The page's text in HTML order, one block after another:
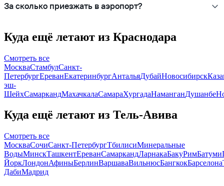
За сколько приезжать в аэропорт?
Куда ещё летают из Краснодара
Смотреть все
МоскваСтамбулСанкт-
ПетербургЕреванЕкатеринбургАнтальяДубайНовосибирск
эш-
ШейхСамаркандМахачкалаСамараХургадаНаманганДушанбе
Куда ещё летают из Тель-Авива
Смотреть все
МоскваСочиСанкт-ПетербургТбилисиМинеральные
ВодыМинскТашкентЕреванСамаркандЛарнакаБакуРимБатуми
ЙоркЛондонАфиныБерлинВаршаваВильнюсБангкокБарселона
ДабиМадрид